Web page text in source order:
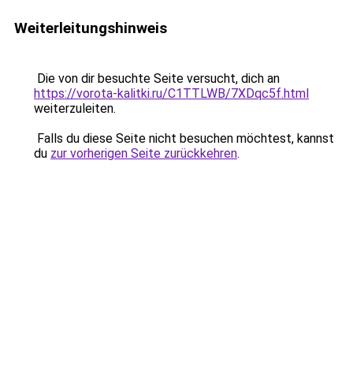
Weiterleitungshinweis
Die von dir besuchte Seite versucht, dich an
https://vorota-kalitki.ru/C1TTLWB/7XDqc5f.html
weiterzuleiten.
Falls du diese Seite nicht besuchen möchtest, kannst
du zur vorherigen Seite zurückkehren.